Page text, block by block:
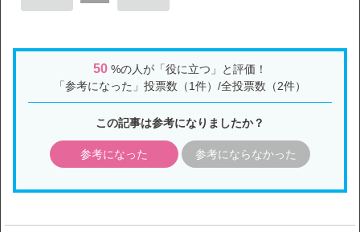
50 %の人が「役に立つ」と評価！
「参考になった」投票数（1件）/全投票数（2件）
この記事は参考になりましたか？
参考になった 参考にならなかった